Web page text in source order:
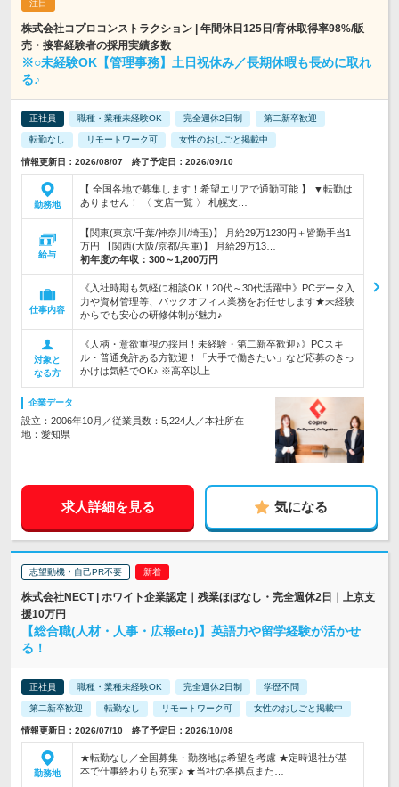
株式会社コプロコンストラクション | 年間休日125日/育休取得率98%/販
売・接客経験者の採用実績多数
※○未経験OK【管理事務】土日祝休み／長期休暇も長めに取れ
る♪
正社員 職種・業種未経験OK 完全週休2日制 第二新卒歓迎
転勤なし リモートワーク可 女性のおしごと掲載中
情報更新日：2026/08/07 終了予定日：2026/09/10
勤務地
【 全国各地で募集します！希望エリアで通勤可能 】 ▼転勤は
ありません！ 〈 支店一覧 〉 札幌支…
給与
【関東(東京/千葉/神奈川/埼玉)】 月給29万1230円＋皆勤手当1
万円 【関西(大阪/京都/兵庫)】 月給29万13…
初年度の年収： 300～1,200万円
仕事内容
《入社時期も気軽に相談OK！20代～30代活躍中》PCデータ入
力や資材管理等、バックオフィス業務をお任せします★未経験
からでも安心の研修体制が魅力♪
対象と
なる方
《人柄・意欲重視の採用！未経験・第二新卒歓迎♪》PCスキ
ル・普通免許ある方歓迎！「大手で働きたい」など応募のきっ
かけは気軽でOK♪ ※高卒以上
企業データ
設立：2006年10月／従業員数：5,224人／本社所在
地：愛知県
求人詳細を見る 気になる
志望動機・自己PR不要
株式会社NECT | ホワイト企業認定｜残業ほぼなし・完全週休2日｜上京支
援10万円
【総合職(人材・人事・広報etc)】英語力や留学経験が活かせ
る！
正社員 職種・業種未経験OK 完全週休2日制 学歴不問
第二新卒歓迎 転勤なし リモートワーク可 女性のおしごと掲載中
情報更新日：2026/07/10 終了予定日：2026/10/08
勤務地
★転勤なし／全国募集・勤務地は希望を考慮 ★定時退社が基
本で仕事終わりも充実♪ ★当社の各拠点また…